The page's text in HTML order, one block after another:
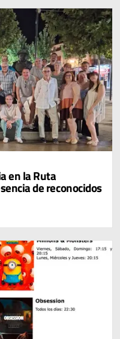
en la Ruta
de reconocidos